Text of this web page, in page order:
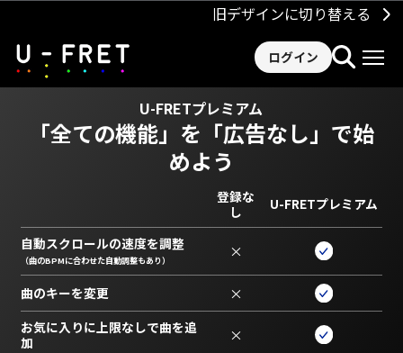
旧デザインに切り替える
ログイン
U-FRETプレミアム
「全ての機能」を 「広告なし」で始
めよう
登録な
し
U-FRETプレミアム
自動スクロールの速度を調整
（曲のBPMに合わせた自動調整もあり） ×
曲のキーを変更 ×
お気に入りに上限なしで曲を追
加
×